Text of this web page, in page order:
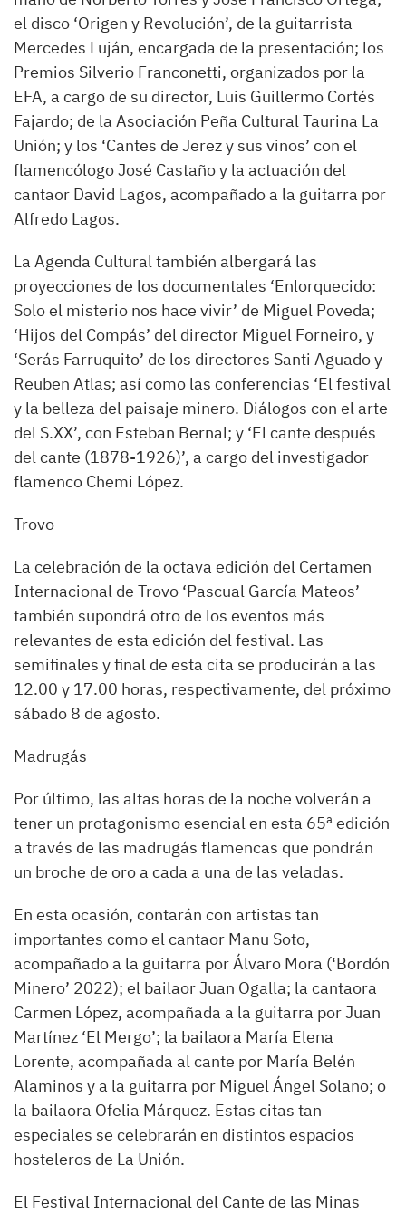
el disco ‘Origen y Revolución’, de la guitarrista
Mercedes Luján, encargada de la presentación; los
Premios Silverio Franconetti, organizados por la
EFA, a cargo de su director, Luis Guillermo Cortés
Fajardo; de la Asociación Peña Cultural Taurina La
Unión; y los ‘Cantes de Jerez y sus vinos’ con el
flamencólogo José Castaño y la actuación del
cantaor David Lagos, acompañado a la guitarra por
Alfredo Lagos.
La Agenda Cultural también albergará las
proyecciones de los documentales ‘Enlorquecido:
Solo el misterio nos hace vivir’ de Miguel Poveda;
‘Hijos del Compás’ del director Miguel Forneiro, y
‘Serás Farruquito’ de los directores Santi Aguado y
Reuben Atlas; así como las conferencias ‘El festival
y la belleza del paisaje minero. Diálogos con el arte
del S.XX’, con Esteban Bernal; y ‘El cante después
del cante (1878-1926)’, a cargo del investigador
flamenco Chemi López.
Trovo
La celebración de la octava edición del Certamen
Internacional de Trovo ‘Pascual García Mateos’
también supondrá otro de los eventos más
relevantes de esta edición del festival. Las
semifinales y final de esta cita se producirán a las
12.00 y 17.00 horas, respectivamente, del próximo
sábado 8 de agosto.
Madrugás
Por último, las altas horas de la noche volverán a
tener un protagonismo esencial en esta 65ª edición
a través de las madrugás flamencas que pondrán
un broche de oro a cada a una de las veladas.
En esta ocasión, contarán con artistas tan
importantes como el cantaor Manu Soto,
acompañado a la guitarra por Álvaro Mora (‘Bordón
Minero’ 2022); el bailaor Juan Ogalla; la cantaora
Carmen López, acompañada a la guitarra por Juan
Martínez ‘El Mergo’; la bailaora María Elena
Lorente, acompañada al cante por María Belén
Alaminos y a la guitarra por Miguel Ángel Solano; o
la bailaora Ofelia Márquez. Estas citas tan
especiales se celebrarán en distintos espacios
hosteleros de La Unión.
El Festival Internacional del Cante de las Minas